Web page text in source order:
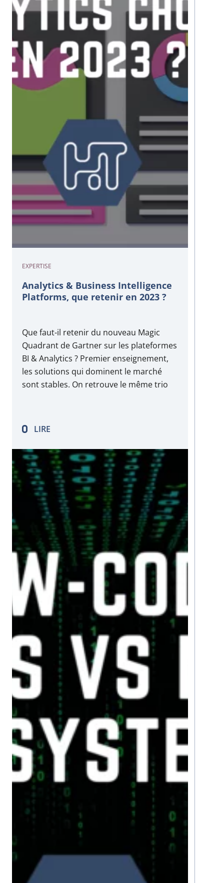
EXPERTISE
Analytics & Business Intelligence
Platforms, que retenir en 2023 ?
Que faut-il retenir du nouveau Magic
Quadrant de Gartner sur les plateformes
BI & Analytics ? Premier enseignement,
les solutions qui dominent le marché
sont stables. On retrouve le même trio
Qlik. Chez harington, nous aimons aussi
Microstrategy et Looker…
LIRE